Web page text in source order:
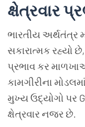
ક્ષેત્રવાર
ભારતીય અર્થતંત્ર
સકારાત્મક રહ્યો છે,
પ્રભાવ કર
કામગીરીના
મુખ્ય ઉદ્યોગો પર
ક્ષેત્રવાર નજર છે.